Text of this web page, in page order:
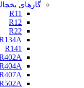
گازهای
R11
R12
R22
R141